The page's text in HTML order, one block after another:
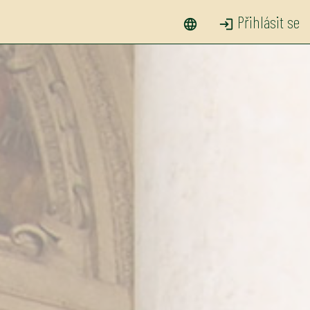
language login Přihlásit se